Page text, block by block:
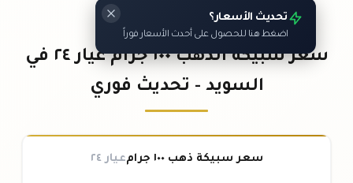
تحديث الأسعار؟
اضغط هنا للحصول على أحدث الأسعار فوراً
سعر سبيكة الذهب ١٠٠ جرام عيار ٢٤ في
السويد - تحديث فوري
سعر سبيكة ذهب ١٠٠ جرام عيار ٢٤